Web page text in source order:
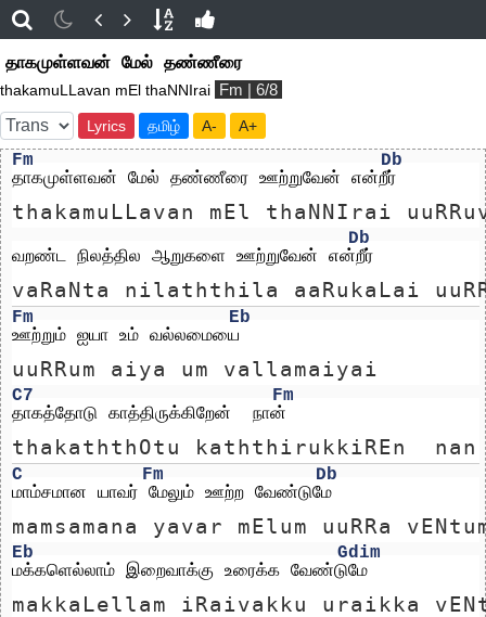
தாகமுள்ளவன் மேல் தண்ணீரை
thakamuLLavan mEl thaNNIrai Fm | 6/8
Lyrics தமிழ் A- A+
Fm
Db
தாகமுள்ளவன் மேல் தண்ணீரை ஊற்றுவேன் என்றீர்
thakamuLLavan mEl thaNNIrai
Db
வறண்ட நிலத்தில ஆறுகளை ஊற்றுவேன் என்றீர்
vaRaNta nilaththila aaRukaLai
Fm
Eb
ஊற்றும் ஐயா உம் வல்லமையை
uuRRum aiya um vallamaiyai
C7
Fm
தாகத்தோடு காத்திருக்கிறேன்  நான்
thakaththOtu kaththirukkiREn  nan
C Fm
Db
மாம்சமான யாவர் மேலும் ஊற்ற வேண்டுமே
mamsamana yavar mElum uuRRa
Eb
Gdim
மக்களெல்லாம் இறைவாக்கு உரைக்க வேண்டுமே
makkaLellam iRaivakku uraikka